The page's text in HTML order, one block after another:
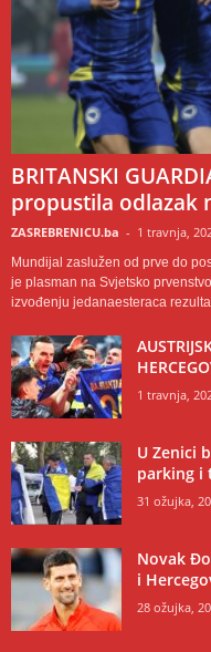
BRITANSKI
propustila odlazak
ZASREBRENICU.ba - 1 travnja,
Mundijal zaslužen od prve do
je plasman na Svjetsko
izvođenju jedanaesteraca
1 travnja,
U Zenici
parking i
31 ožujka,
Novak
i
28 ožujka,